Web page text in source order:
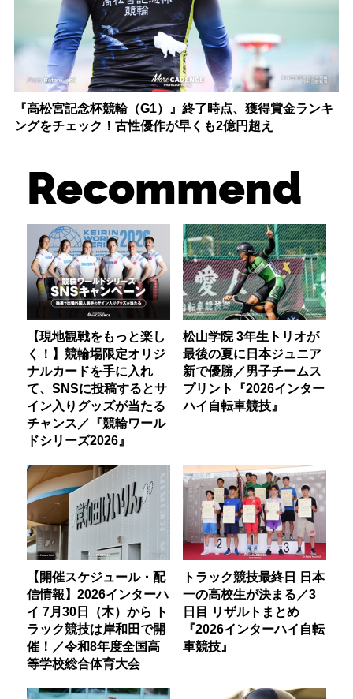
『高松宮記念杯競輪（G1）』終了時点、獲得賞金ランキ
ングをチェック！古性優作が早くも2億円超え
Recommend
【現地観戦をもっと楽し
く！】競輪場限定オリジ
ナルカードを手に入れ
て、SNSに投稿するとサ
イン入りグッズが当たる
チャンス／『競輪ワール
ドシリーズ2026』
松山学院 3年生トリオが
最後の夏に日本ジュニア
新で優勝／男子チームス
プリント『2026インター
ハイ自転車競技』
【開催スケジュール・配
信情報】2026インターハ
イ 7月30日（木）から ト
ラック競技は岸和田で開
催！／令和8年度全国高
等学校総合体育大会
トラック競技最終日 日本
一の高校生が決まる／3
日目 リザルトまとめ
『2026インターハイ自転
車競技』